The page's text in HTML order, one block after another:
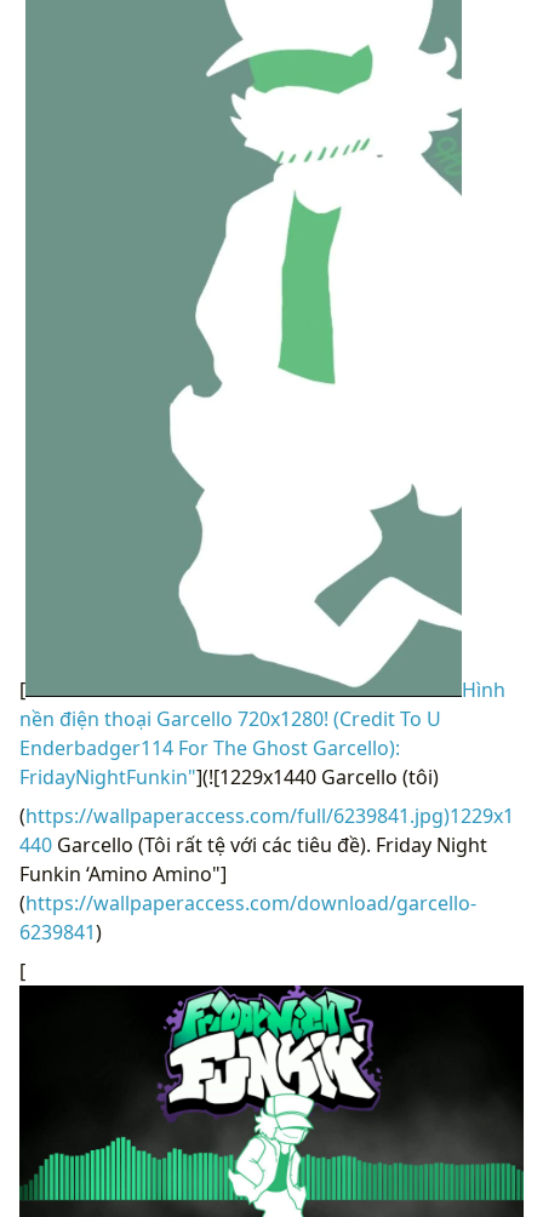
[
Hình
nền điện thoại Garcello 720x1280! (Credit To U
Enderbadger114 For The Ghost Garcello):
FridayNightFunkin"](![1229x1440 Garcello (tôi)
(https://wallpaperaccess.com/full/6239841.jpg)1229x1
440 Garcello (Tôi rất tệ với các tiêu đề). Friday Night
Funkin ‘Amino Amino"]
(https://wallpaperaccess.com/download/garcello-
6239841)
[